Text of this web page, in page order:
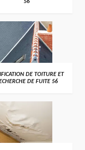
56
>
DE TOITURE ET
DE FUITE 56